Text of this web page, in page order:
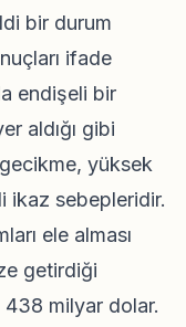
bir durum
ifade
endişeli bir
aldığı gibi
yüksek
ikaz sebepleridir.
ele alması
getirdiği
milyar dolar.